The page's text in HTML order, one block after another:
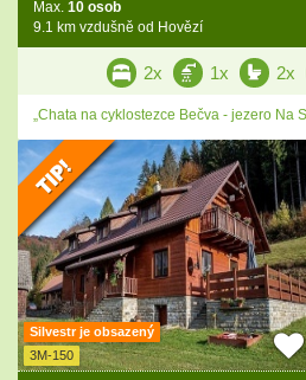
Max. 10 osob
9.1 km vzdušně od Hovězí
2x 1x 2x
„Chata na cyklostezce Bečva - jezero Na
Silvestr je obsazený
3M-150